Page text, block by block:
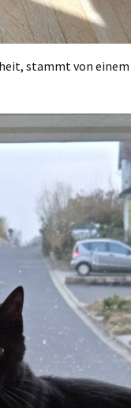
stammt von